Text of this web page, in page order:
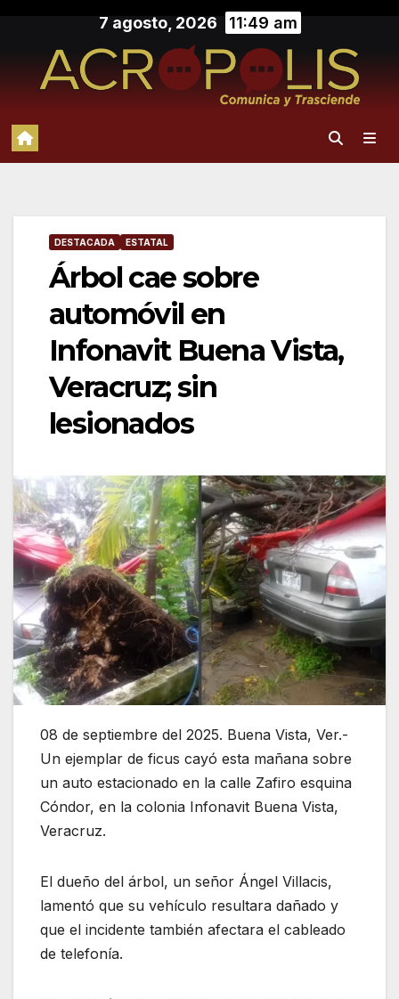
contenido
7 agosto, 2026 11:49 am
DESTACADA ESTATAL
Árbol cae sobre
automóvil en
Infonavit Buena Vista,
Veracruz; sin
lesionados
08 de septiembre del 2025. Buena Vista, Ver.-
Un ejemplar de ficus cayó esta mañana sobre
un auto estacionado en la calle Zafiro esquina
Cóndor, en la colonia Infonavit Buena Vista,
Veracruz.
El dueño del árbol, un señor Ángel Villacis,
lamentó que su vehículo resultara dañado y
que el incidente también afectara el cableado
de telefonía.